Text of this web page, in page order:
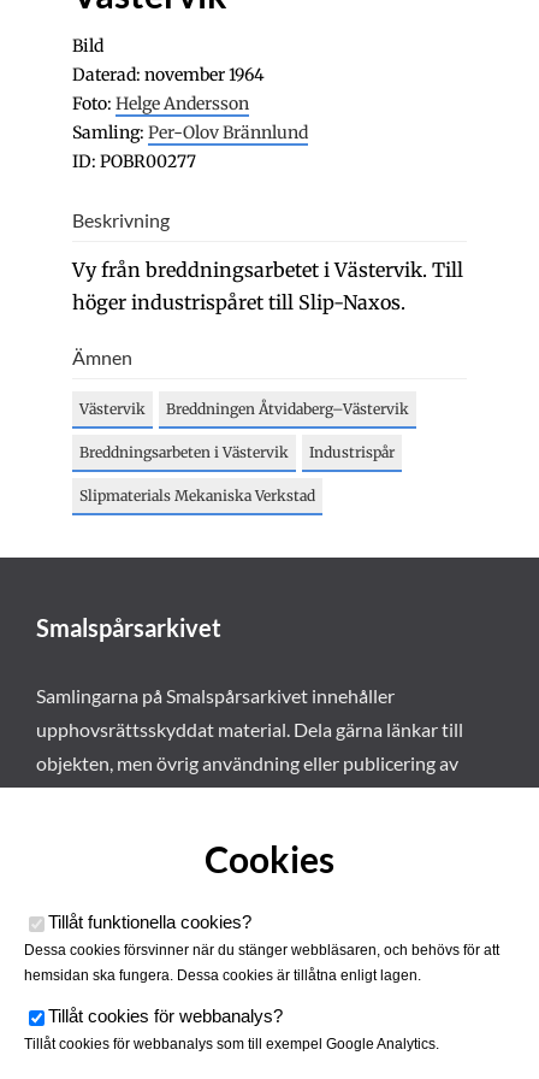
Bild
Daterad: november 1964
Foto: Helge Andersson
Samling: Per-Olov Brännlund
ID: POBR00277
Beskrivning
Vy från breddningsarbetet i Västervik. Till
höger industrispåret till Slip-Naxos.
Ämnen
Västervik Breddningen Åtvidaberg–Västervik
Breddningsarbeten i Västervik Industrispår
Slipmaterials Mekaniska Verkstad
Smalspårsarkivet
Samlingarna på Smalspårsarkivet innehåller
upphovsrättsskyddat material. Dela gärna länkar till
objekten, men övrig användning eller publicering av
Cookies
Tillåt funktionella cookies?
Dessa cookies försvinner när du stänger webbläsaren, och behövs för att
hemsidan ska fungera. Dessa cookies är tillåtna enligt lagen.
Tillåt cookies för webbanalys?
Tillåt cookies för webbanalys som till exempel Google Analytics.